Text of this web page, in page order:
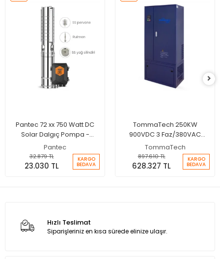
Pantec 72 xx 750 Watt DC
Solar Dalgıç Pompa -
Max.95 Metre - Max.4.5 Ton
Su
Pantec
32.879 TL
23.030 TL
KARGO
BEDAVA
TommaTech 250KW
900VDC 3 Faz/380VAC
Sulama Pompası İnverteri
TommaTech
897.610 TL
628.327 TL
KARGO
BEDAVA
Hızlı Teslimat
Siparişleriniz en kısa sürede elinize ulaşır.